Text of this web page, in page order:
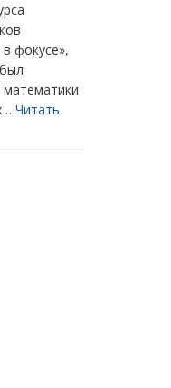
фокусе»,
…Читать